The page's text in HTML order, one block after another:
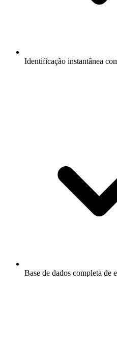
Identificação instantânea
Base de dados completa de